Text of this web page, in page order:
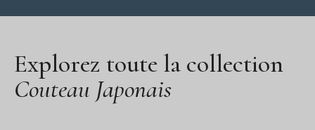
Explorez toute la collection
Couteau Japonais